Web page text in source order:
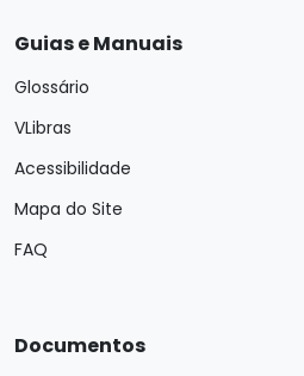
Guias e Manuais
Glossário
VLibras
Acessibilidade
Mapa do Site
FAQ
Documentos